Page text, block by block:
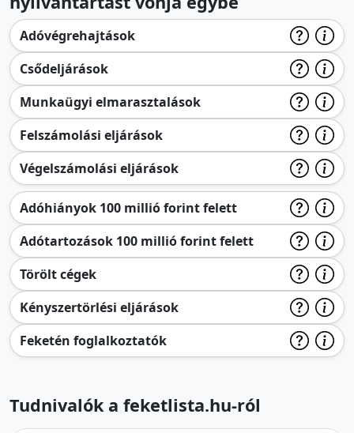
Adóvégrehajtások
Csődeljárások
Munkaügyi elmarasztalások
Felszámolási eljárások
Végelszámolási eljárások
Adóhiányok 100 millió forint felett
Adótartozások 100 millió forint felett
Törölt cégek
Kényszertörlési eljárások
Feketén foglalkoztatók
Tudnivalók a feketlista.hu-ról